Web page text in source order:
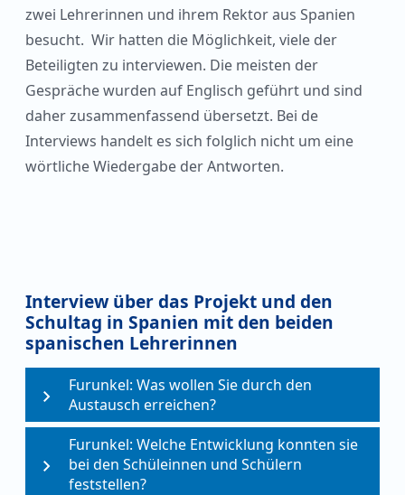
zwei Lehrerinnen und ihrem Rektor aus Spanien
besucht. Wir hatten die Möglichkeit, viele der
Beteiligten zu interviewen. Die meisten der
Gespräche wurden auf Englisch geführt und sind
daher zusammenfassend übersetzt. Bei de
Interviews handelt es sich folglich nicht um eine
wörtliche Wiedergabe der Antworten.
Interview über das Projekt und den
Schultag in Spanien mit den beiden
spanischen Lehrerinnen
Furunkel: Was wollen Sie durch den
Austausch erreichen?
Furunkel: Welche Entwicklung konnten sie
bei den Schüleinnen und Schülern
feststellen?